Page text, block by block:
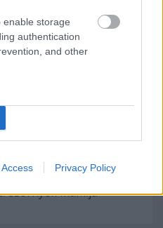
enable storage
authentication
and other
Privacy Policy
kis kedvencek
x-men: sötét főnix
szörnyek mamija